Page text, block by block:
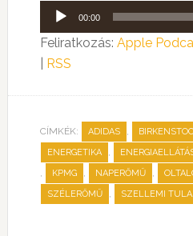
Audió
lejátszó
00:00
Feliratkozás: Apple
RSS
CÍMKÉK: ADIDAS ,
ENERGETIKA ,
, KPMG , NAPERŐMŰ ,
SZÉLERŐMŰ , SZELLEMI